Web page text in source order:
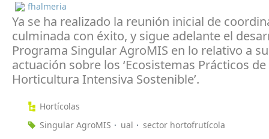
fhalmeria
Ya se ha realizado la reunión inicial de
culminada con éxito, y sigue adelante el
Programa Singular AgroMIS en lo relativo a
actuación sobre los ‘Ecosistemas Prácticos de
Horticultura Intensiva Sostenible’.
Hortícolas
Singular AgroMIS
ual sector hortofrutícola